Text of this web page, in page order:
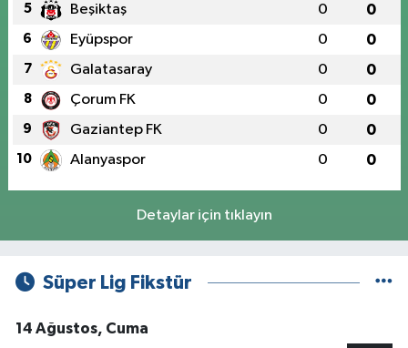
5 Beşiktaş 0 0
6 Eyüpspor 0 0
7 Galatasaray 0 0
8 Çorum FK 0 0
9 Gaziantep FK 0 0
10 Alanyaspor 0 0
Detaylar için tıklayın
Süper Lig Fikstür
14 Ağustos, Cuma